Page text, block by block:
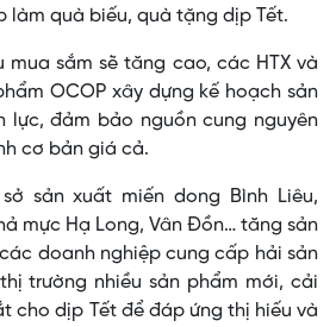
làm quà biếu, quà tặng dịp Tết.
sắm sẽ tăng cao, các HTX và
OCOP xây dựng kế hoạch sản
lực, đảm bảo nguồn cung nguyên
cơ bản giá cả.
sản xuất miến dong Bình Liêu,
mực Hạ Long, Vân Đồn… tăng sản
doanh nghiệp cung cấp hải sản
trường nhiều sản phẩm mới, cải
cho dịp Tết để đáp ứng thị hiếu và